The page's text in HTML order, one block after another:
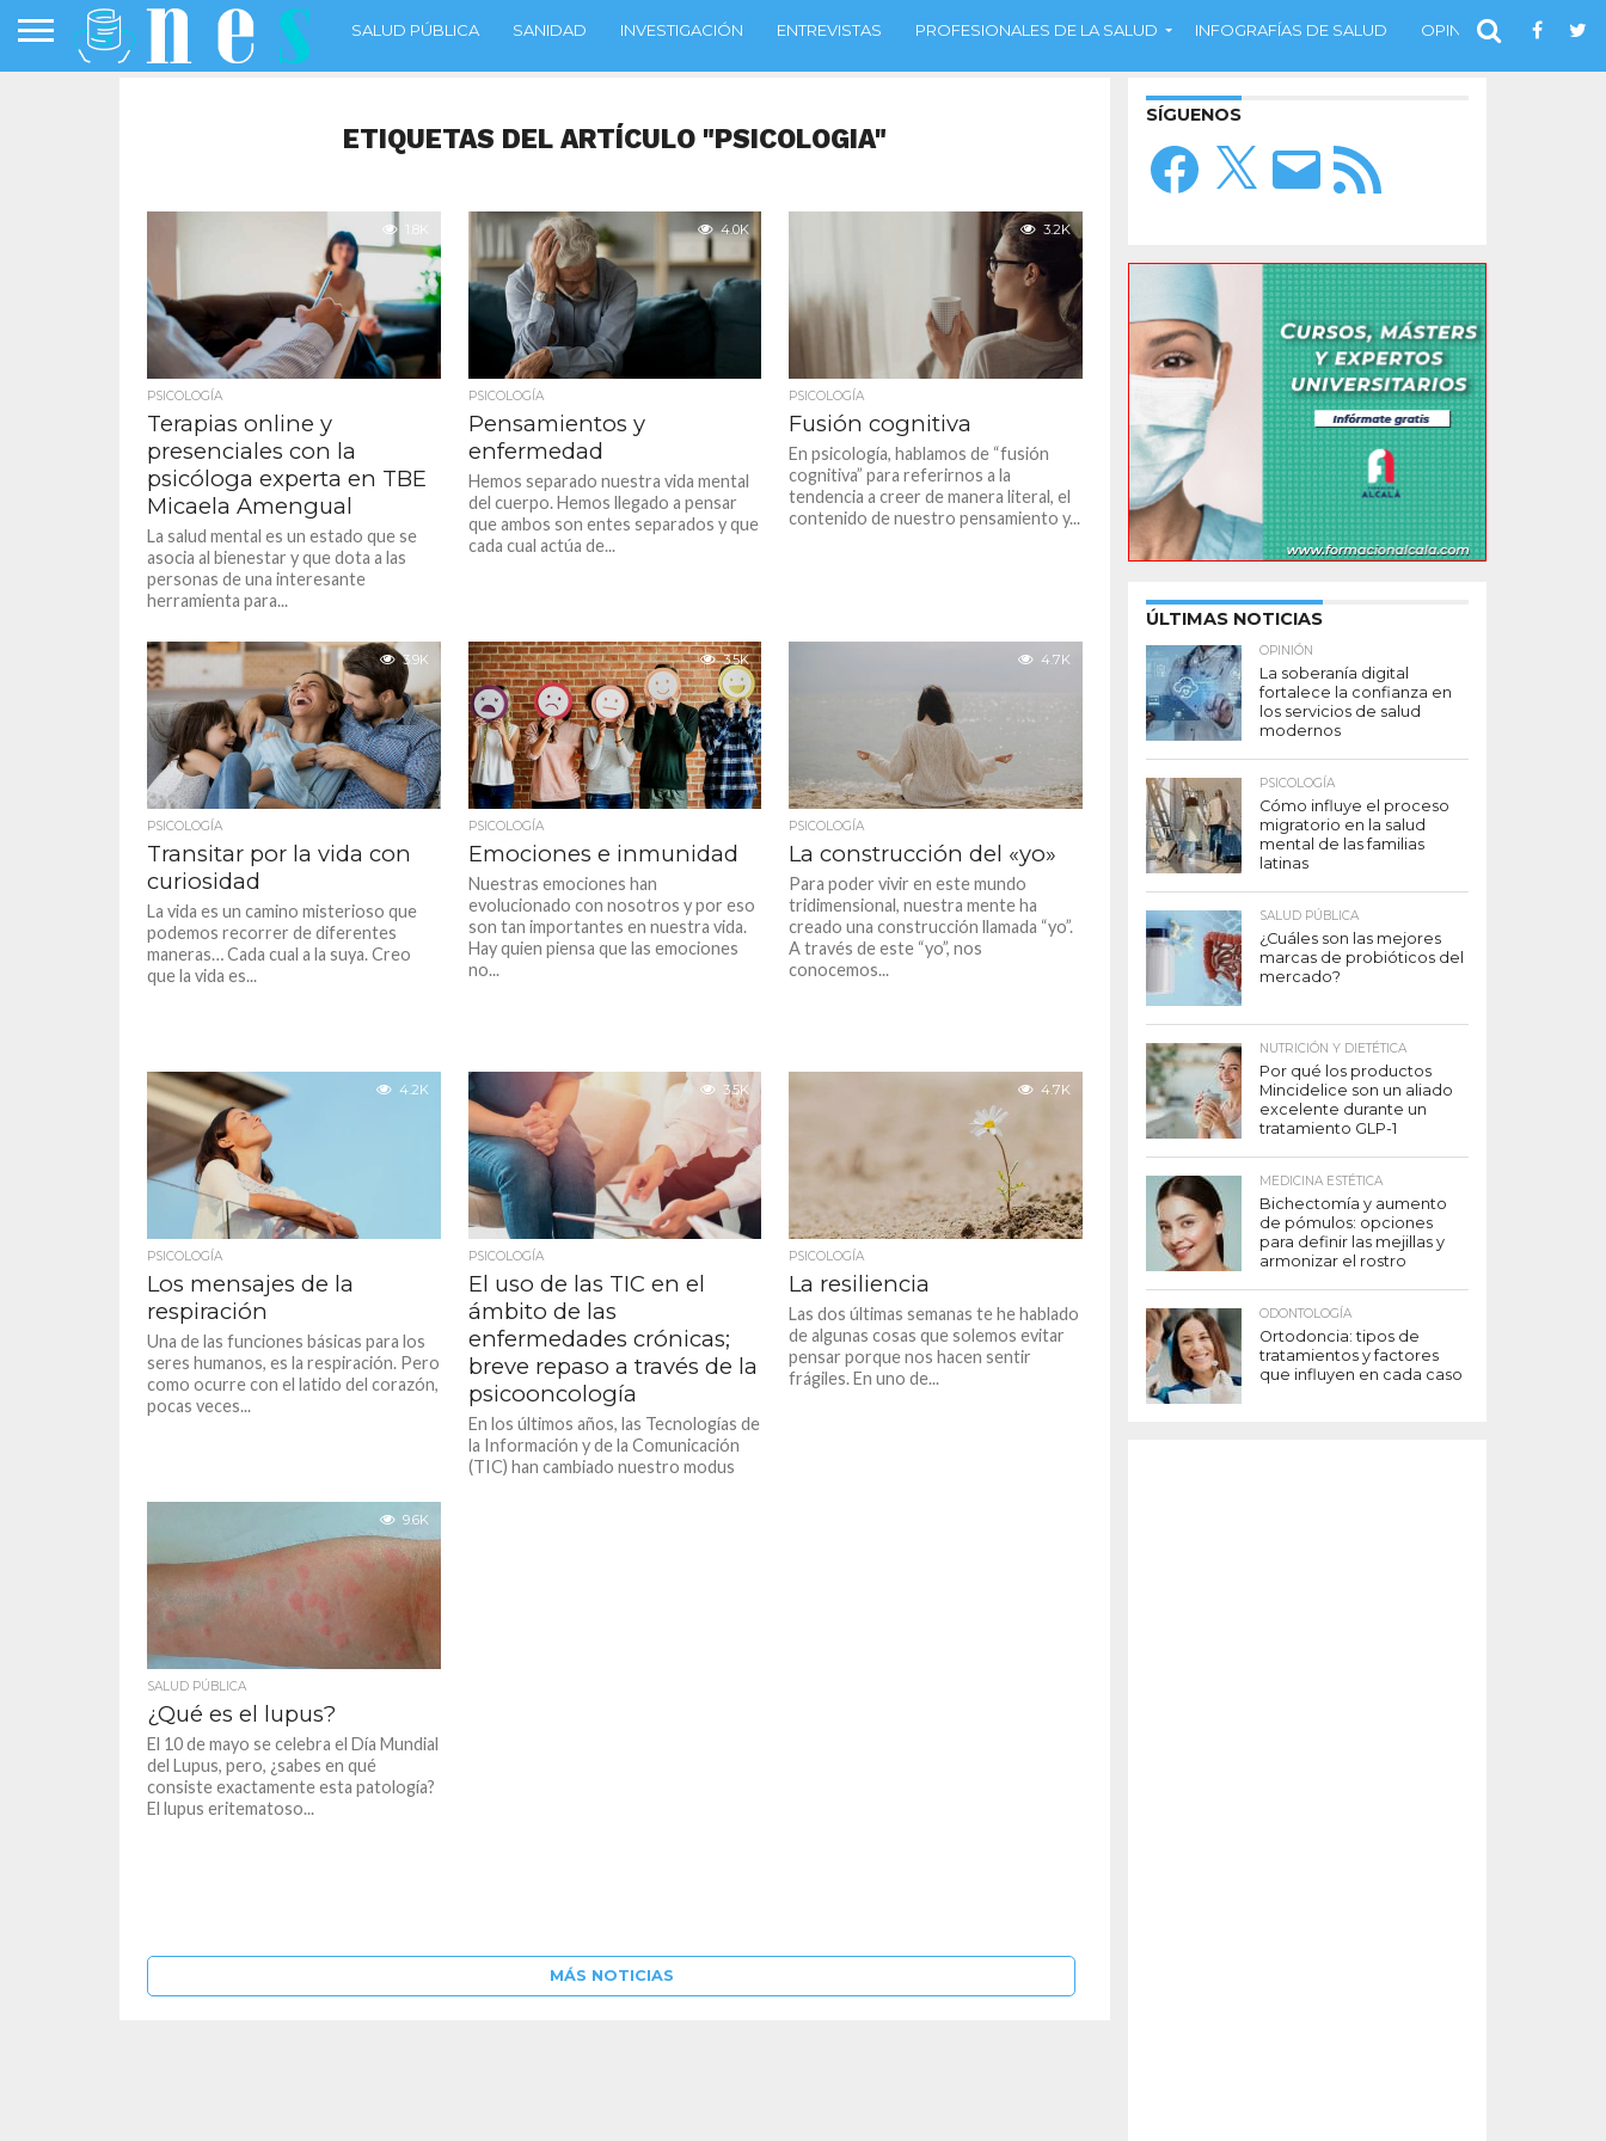
SALUD PÚBLICA SANIDAD INVESTIGACIÓN ENTREVISTAS PROFESIONALES DE LA SALUD INFOGRAFÍAS DE SALUD OPINIÓN
ETIQUETAS DEL ARTÍCULO "PSICOLOGIA"
1.8K
PSICOLOGÍA
Terapias online y
presenciales con la
psicóloga experta en TBE
Micaela Amengual
La salud mental es un estado que se
asocia al bienestar y que dota a las
personas de una interesante
herramienta para...
4.0K
PSICOLOGÍA
Pensamientos y
enfermedad
Hemos separado nuestra vida mental
del cuerpo. Hemos llegado a pensar
que ambos son entes separados y que
cada cual actúa de...
3.2K
PSICOLOGÍA
Fusión cognitiva
En psicología, hablamos de “fusión
cognitiva” para referirnos a la
tendencia a creer de manera literal, el
contenido de nuestro pensamiento y...
3.9K
PSICOLOGÍA
Transitar por la vida con
curiosidad
La vida es un camino misterioso que
podemos recorrer de diferentes
maneras… Cada cual a la suya. Creo
que la vida es...
3.5K
PSICOLOGÍA
Emociones e inmunidad
Nuestras emociones han
evolucionado con nosotros y por eso
son tan importantes en nuestra vida.
Hay quien piensa que las emociones
no...
4.7K
PSICOLOGÍA
La construcción del «yo»
Para poder vivir en este mundo
tridimensional, nuestra mente ha
creado una construcción llamada “yo”.
A través de este “yo”, nos
conocemos...
4.2K
PSICOLOGÍA
Los mensajes de la
respiración
Una de las funciones básicas para los
seres humanos, es la respiración. Pero
como ocurre con el latido del corazón,
pocas veces...
3.5K
PSICOLOGÍA
El uso de las TIC en el
ámbito de las
enfermedades crónicas;
breve repaso a través de la
psicooncología
En los últimos años, las Tecnologías de
la Información y de la Comunicación
(TIC) han cambiado nuestro modus
4.7K
PSICOLOGÍA
La resiliencia
Las dos últimas semanas te he hablado
de algunas cosas que solemos evitar
pensar porque nos hacen sentir
frágiles. En uno de...
9.6K
SALUD PÚBLICA
¿Qué es el lupus?
El 10 de mayo se celebra el Día Mundial
del Lupus, pero, ¿sabes en qué
consiste exactamente esta patología?
El lupus eritematoso...
MÁS NOTICIAS
SÍGUENOS
Facebook
X
Correo
electrónico
Feed
RSS
ÚLTIMAS NOTICIAS
OPINIÓN
La soberanía digital
fortalece la confianza en
los servicios de salud
modernos
PSICOLOGÍA
Cómo influye el proceso
migratorio en la salud
mental de las familias
latinas
SALUD PÚBLICA
¿Cuáles son las mejores
marcas de probióticos del
mercado?
NUTRICIÓN Y DIETÉTICA
Por qué los productos
Mincidelice son un aliado
excelente durante un
tratamiento GLP-1
MEDICINA ESTÉTICA
Bichectomía y aumento
de pómulos: opciones
para definir las mejillas y
armonizar el rostro
ODONTOLOGÍA
Ortodoncia: tipos de
tratamientos y factores
que influyen en cada caso